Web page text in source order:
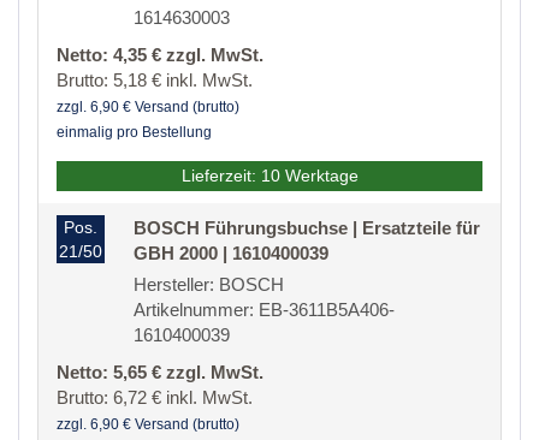
1614630003
Netto: 4,35 € zzgl. MwSt.
Brutto: 5,18 € inkl. MwSt.
zzgl. 6,90 € Versand (brutto)
einmalig pro Bestellung
Lieferzeit: 10 Werktage
Pos.
21/50
BOSCH Führungsbuchse | Ersatzteile für
GBH 2000 | 1610400039
Hersteller: BOSCH
Artikelnummer: EB-3611B5A406-
1610400039
Netto: 5,65 € zzgl. MwSt.
Brutto: 6,72 € inkl. MwSt.
zzgl. 6,90 € Versand (brutto)